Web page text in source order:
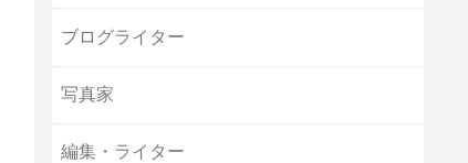
ブログライター
写真家
編集・ライター